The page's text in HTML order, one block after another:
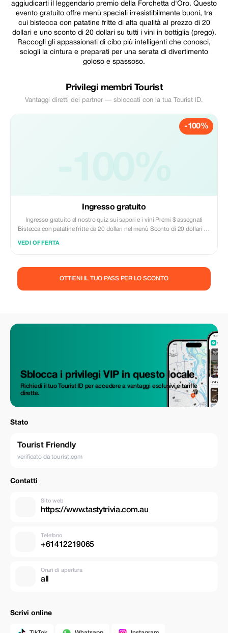
aggiudicarti il leggendario premio della Forchetta d'Oro. Questo
evento gratuito offre menù speciali irresistibilmente buoni, tra
cui bistecca con patatine fritte di alta qualità al prezzo di 20
dollari e uno sconto di 20 dollari su tutti i vini in bottiglia (prego).
Raccogli gli appassionati di cibo più intelligenti che conosci,
sciogli la cintura e preparati per una serata di divertimento
goloso e spassoso.
Privilegi membri Tourist
Vantaggi diretti dei partner — sbloccati con la tua Tourist ID.
-100%
-100%
Ingresso gratuito
Ingresso gratuito al nostro quiz sui sapori e i vini Premi $ assegnati
Bistecca con patatine fritte da 20 dollari nel menù Sconto di 20 dollari su
VEDI OFFERTA
OTTIENI IL TUO PASS PER LO SCONTO
Sblocca i privilegi VIP in questo locale
Richiedi il tuo Tourist ID per accedere a vantaggi esclusivi e tariffe
dirette.
Stato
Tourist Friendly
verificato da tourist.com
Contatti
Sito web
https://www.tastytrivia.com.au
Telefono
+61412219065
Orari di apertura
all
Scrivi online